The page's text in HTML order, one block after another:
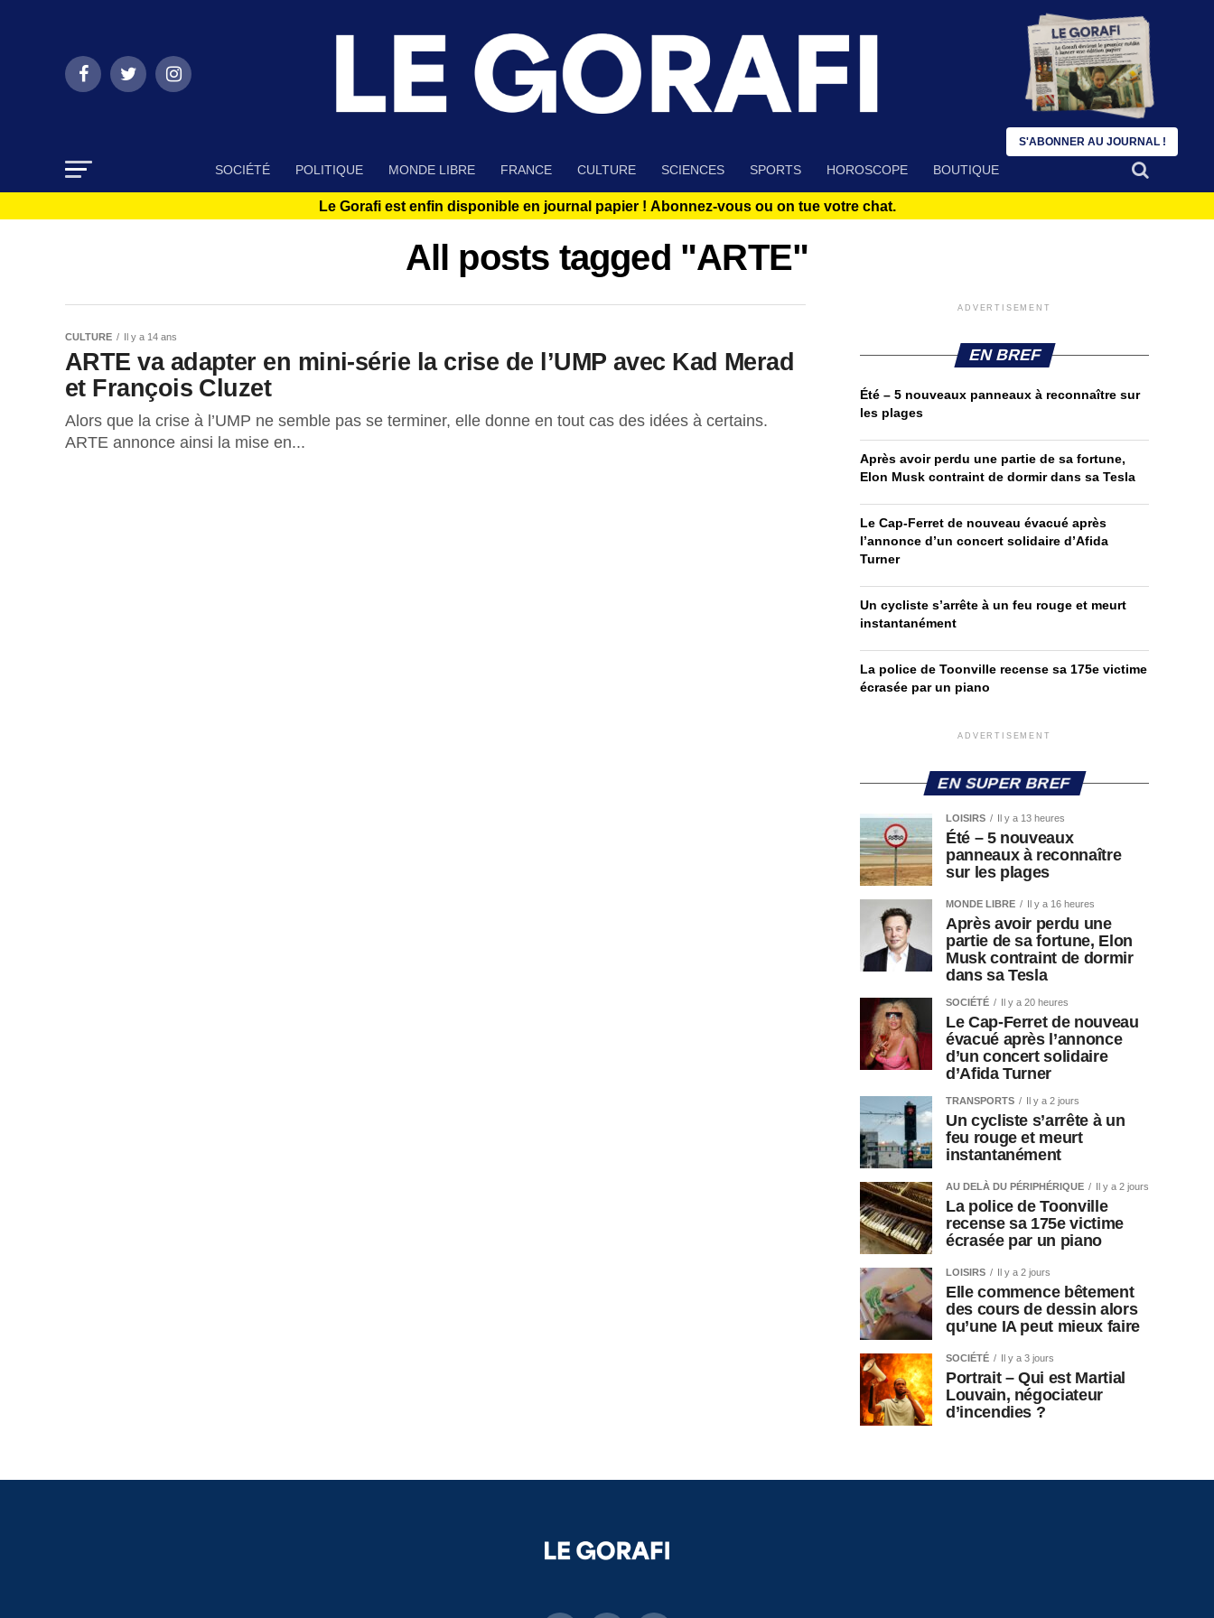
SOCIÉTÉ POLITIQUE MONDE LIBRE FRANCE CULTURE SCIENCES SPORTS HOROSCOPE BOUTIQUE
Le Gorafi est enfin disponible en journal papier ! Abonnez-vous ou on tue votre chat.
All posts tagged "ARTE"
CULTURE Il y a 14 ans
ARTE va adapter en mini-série la crise de l’UMP avec Kad Merad
et François Cluzet
Alors que la crise à l’UMP ne semble pas se terminer, elle donne en tout cas des idées à certains.
ARTE annonce ainsi la mise en...
ADVERTISEMENT
EN BREF
Été – 5 nouveaux panneaux à reconnaître sur
les plages
Après avoir perdu une partie de sa fortune,
Elon Musk contraint de dormir dans sa Tesla
Le Cap-Ferret de nouveau évacué après
l’annonce d’un concert solidaire d’Afida
Turner
Un cycliste s’arrête à un feu rouge et meurt
instantanément
La police de Toonville recense sa 175e victime
écrasée par un piano
ADVERTISEMENT
EN SUPER BREF
LOISIRS Il y a 13 heures
Été – 5 nouveaux
panneaux à reconnaître
sur les plages
MONDE LIBRE Il y a 16 heures
Après avoir perdu une
partie de sa fortune, Elon
Musk contraint de dormir
dans sa Tesla
SOCIÉTÉ Il y a 20 heures
Le Cap-Ferret de nouveau
évacué après l’annonce
d’un concert solidaire
d’Afida Turner
TRANSPORTS Il y a 2 jours
Un cycliste s’arrête à un
feu rouge et meurt
instantanément
AU DELÀ DU PÉRIPHÉRIQUE Il y a 2 jours
La police de Toonville
recense sa 175e victime
écrasée par un piano
LOISIRS Il y a 2 jours
Elle commence bêtement
des cours de dessin alors
qu’une IA peut mieux faire
SOCIÉTÉ Il y a 3 jours
Portrait – Qui est Martial
Louvain, négociateur
d’incendies ?
S'ABONNER AU JOURNAL !